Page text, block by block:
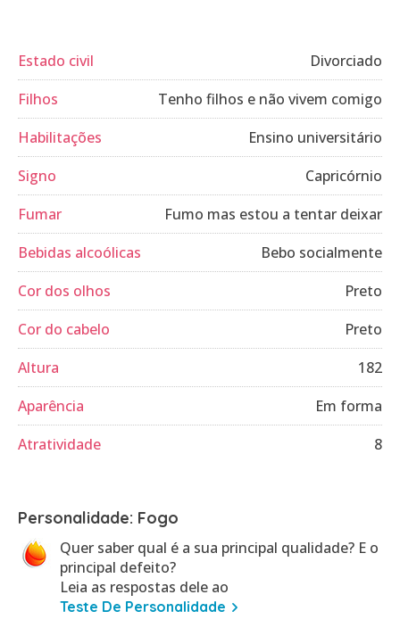
Estado civil
Divorciado
Filhos
Tenho filhos e não vivem comigo
Habilitações
Ensino universitário
Signo
Capricórnio
Fumar
Fumo mas estou a tentar deixar
Bebidas alcoólicas
Bebo socialmente
Cor dos olhos
Preto
Cor do cabelo
Preto
Altura
182
Aparência
Em forma
Atratividade
8
Personalidade: Fogo
Quer saber qual é a sua principal qualidade? E o
principal defeito?
Leia as respostas dele ao
Teste De Personalidade